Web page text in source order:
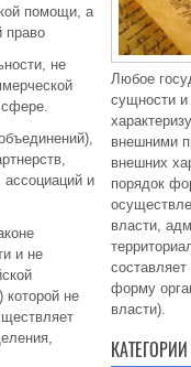
помощи, а
право
не
и
и не
которой не
Любое
сущности и
внешними
внешних
порядок
власти,
форму
власти).
КАТЕГОРИИ